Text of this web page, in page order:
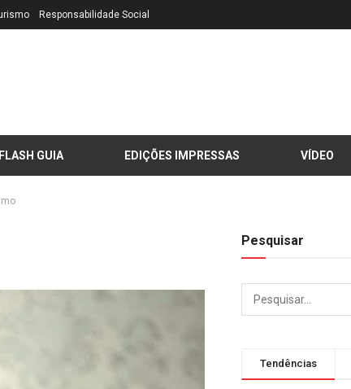
Responsabilidade Social
FLASH GUIA EDIÇÕES IMPRESSAS VÍDEO
Pesquisar
Tendências